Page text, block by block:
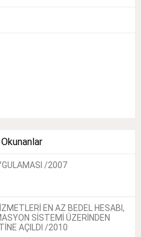
/2007
EN AZ BEDEL HESABI,
SİSTEMİ ÜZERİNDEN
AÇILDI /2010